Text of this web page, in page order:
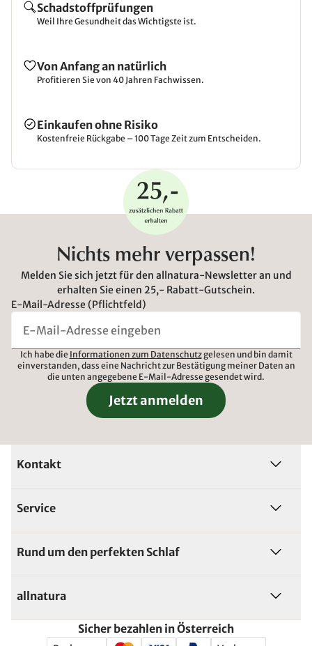
Schadstoffprüfungen
Weil Ihre Gesundheit das Wichtigste ist.
Von Anfang an natürlich
Profitieren Sie von 40 Jahren Fachwissen.
Einkaufen ohne Risiko
Kostenfreie Rückgabe – 100 Tage Zeit zum Entscheiden.
Nichts mehr verpassen!
Melden Sie sich jetzt für den allnatura-Newsletter an und
erhalten Sie einen 25,- Rabatt-Gutschein.
E-Mail-Adresse (Pflichtfeld)
Ich habe die Informationen zum Datenschutzgelesen und bin damit
einverstanden, dass eine Nachricht zur Bestätigung meiner Daten an
die unten angegebene E-Mail-Adresse gesendet wird.
Jetzt anmelden
Kontakt
Service
Rund um den perfekten Schlaf
allnatura
Sicher bezahlen in Österreich